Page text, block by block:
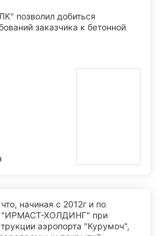
позволил добиться
заказчика к бетонной
начиная с 2012г и по
"ИРМАСТ-ХОЛДИНГ" при
аэропорта "Курумоч",